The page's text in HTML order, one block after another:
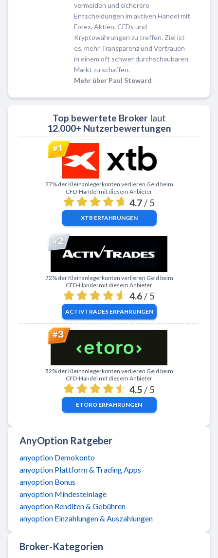
vermeiden und sicherere
Entscheidungen im aktiven Handel mit
Forex, Aktien, CFDs und
Kryptowährungen zu treffen. Ziel ist
es, mehr Transparenz und Vertrauen
in einem oft schwer durchschaubaren
Markt zu schaffen.
Mehr über Paul Steward
Top bewertete Brokerlaut
12.000+ Nutzerbewertungen
Zu XTB
77% der Kleinanlegerkonten verlieren Geld beim
CFD-Handel mit diesem Anbieter
4.7 / 5
XTB ERFAHRUNGEN
Zu ActivTrades
72% der Kleinanlegerkonten verlieren Geld beim
CFD-Handel mit diesem Anbieter
4.6 / 5
ACTIVTRADESERFAHRUNGEN
Zu eToro
52% der Kleinanlegerkonten verlieren Geld beim
CFD-Handel mit diesem Anbieter
4.5 / 5
ETORO ERFAHRUNGEN
AnyOption Ratgeber
anyoption Demokonto
anyoption Plattform & Trading Apps
anyoption Bonus
anyoption Mindesteinlage
anyoption Renditen & Gebühren
anyoption Einzahlungen & Auszahlungen
Broker-Kategorien